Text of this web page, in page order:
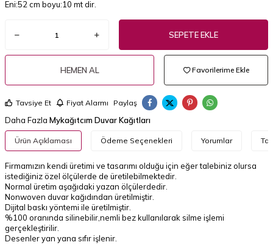
Eni:52 cm boyu:10 mt dir.
SEPETE EKLE
HEMEN AL Favorilerime Ekle
Tavsiye Et Fiyat Alarmı Paylaş
Daha Fazla Mykağıtcım Duvar Kağıtları
Ürün Açıklaması Ödeme Seçenekleri Yorumlar
Firmamızın kendi üretimi ve tasarımı olduğu için eğer talebiniz olursa
istediğiniz özel ölçülerde de üretilebilmektedir.
Normal üretim aşağıdaki yazan ölçülerdedir.
Nonwoven duvar kağıdından üretilmiştir.
Dijital baskı yöntemi ile üretilmiştir.
%100 oranında silinebilir,nemli bez kullanılarak silme işlemi
gerçekleştirilir.
Desenler yan yana sıfır işlenir.